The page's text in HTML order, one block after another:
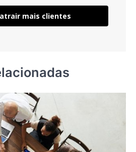
mais clientes